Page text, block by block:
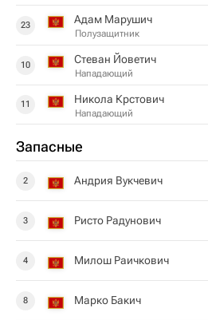
23 Адам Марушич
Полузащитник
10 Стеван Йоветич
Нападающий
11 Никола Крстович
Нападающий
Запасные
2 Андрия Вукчевич
3 Ристо Радунович
4 Милош Раичкович
8 Марко Бакич